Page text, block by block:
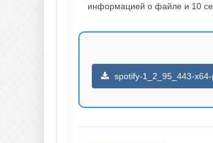
информацией о файле и 10
spotify-1_2_95_443-